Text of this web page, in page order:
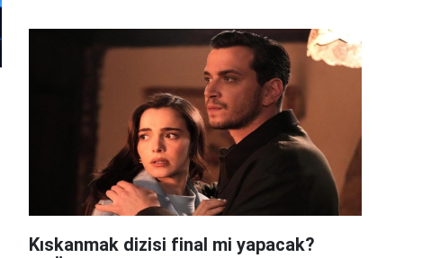
Kıskanmak dizisi final mi yapacak?